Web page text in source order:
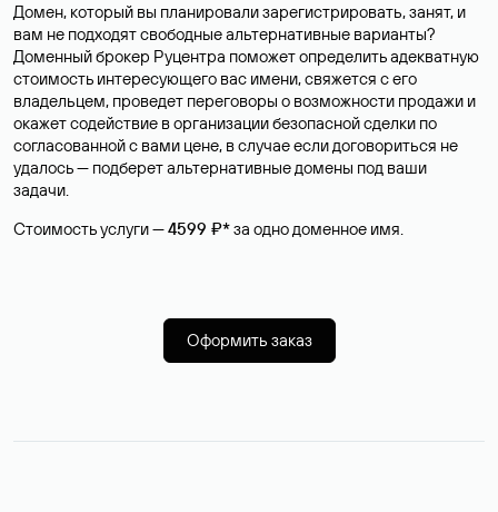
Домен, который вы планировали зарегистрировать, занят, и
вам не подходят свободные альтернативные варианты?
Доменный брокер Руцентра поможет определить адекватную
стоимость интересующего вас имени, свяжется с его
владельцем, проведет переговоры о возможности продажи и
окажет содействие в организации безопасной сделки по
согласованной с вами цене, в случае если договориться не
удалось — подберет альтернативные домены под ваши
задачи.
Стоимость услуги —4599 ₽*за одно доменное имя.
Оформить заказ